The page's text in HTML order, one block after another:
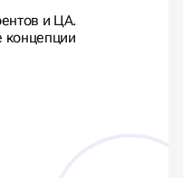
и ЦА.